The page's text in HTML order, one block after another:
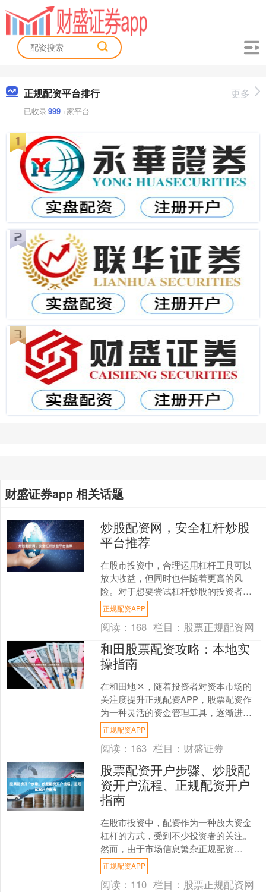
正规配资平台排行
已收录999+家平台
更多
财盛证券app 相关话题
炒股配资网，安全杠杆炒股
平台推荐
在股市投资中，合理运用杠杆工具可以
放大收益，但同时也伴随着更高的风
险。对于想要尝试杠杆炒股的投资者来
说，选择一个安全可靠的配资平台至关
重要。本文将为您详细介绍如....
正规配资APP
阅读： 168 栏目： 股票正规配资网
和田股票配资攻略：本地实
操指南
在和田地区，随着投资者对资本市场的
关注度提升正规配资APP，股票配资作
为一种灵活的资金管理工具，逐渐进入
本地投资者的视野。本文将结合和田本
地的实际情况，提供一份....
正规配资APP
阅读： 163 栏目： 财盛证券
股票配资开户步骤、炒股配
资开户流程、正规配资开户
指南
在股市投资中，配资作为一种放大资金
杠杆的方式，受到不少投资者的关注。
然而，由于市场信息繁杂正规配资
APP，如何安全、合规地完成配资开户
成为许多人的首要难题。本文....
正规配资APP
阅读： 110 栏目： 股票正规配资网